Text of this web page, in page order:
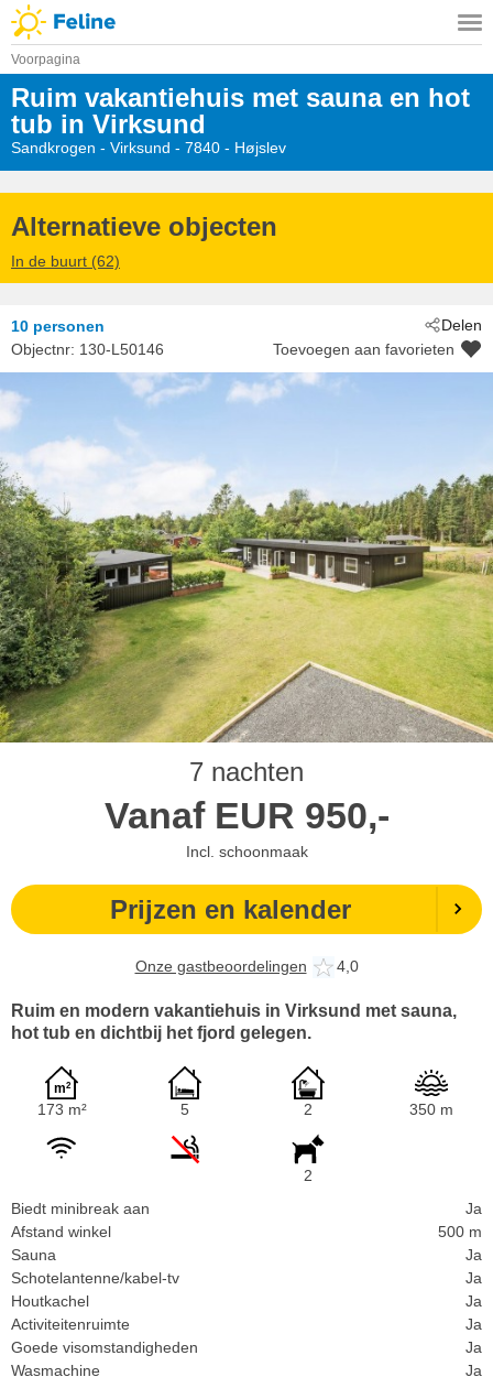
Voorpagina
Ruim vakantiehuis met sauna en hot
tub in Virksund
Sandkrogen - Virksund - 7840 - Højslev
Alternatieve objecten
In de buurt (62)
Delen
10 personen
Objectnr: 130-L50146 Toevoegen aan favorieten
7 nachten
Vanaf EUR 950,-
Incl. schoonmaak
Prijzen en kalender
Onze gastbeoordelingen 4,0
Ruim en modern vakantiehuis in Virksund met sauna,
hot tub en dichtbij het fjord gelegen.
173 m² 5 2 350 m
2
Biedt minibreak aan
Ja
Afstand winkel
500 m
Sauna
Ja
Schotelantenne/kabel-tv
Ja
Houtkachel
Ja
Activiteitenruimte
Ja
Goede visomstandigheden
Ja
Wasmachine
Ja